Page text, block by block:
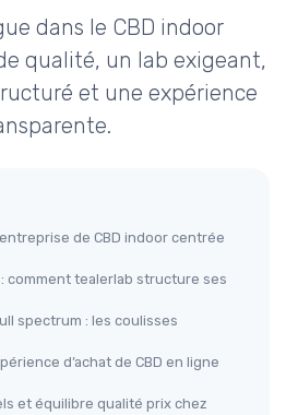
dans le CBD indoor
qualité, un lab exigeant,
et une expérience
de CBD indoor centrée
: comment tealerlab structure ses
spectrum : les coulisses
d’achat de CBD en ligne
et équilibre qualité prix chez